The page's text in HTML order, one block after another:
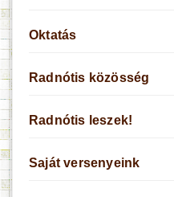
Oktatás
Radnótis közösség
Radnótis leszek!
Saját versenyeink